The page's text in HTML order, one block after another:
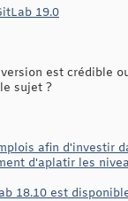
19.0
est crédible
sujet ?
afin d'investir
d'aplatir les
18.10 est